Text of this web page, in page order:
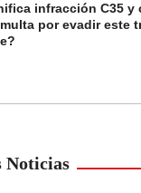
infracción C35 y
por evadir este
Noticias